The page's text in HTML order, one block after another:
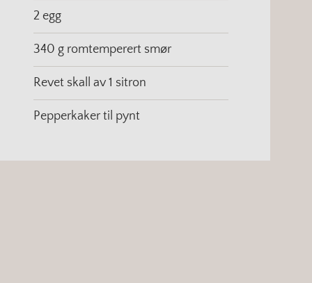
2 egg
340 g romtemperert smør
Revet skall av 1 sitron
Pepperkaker til pynt